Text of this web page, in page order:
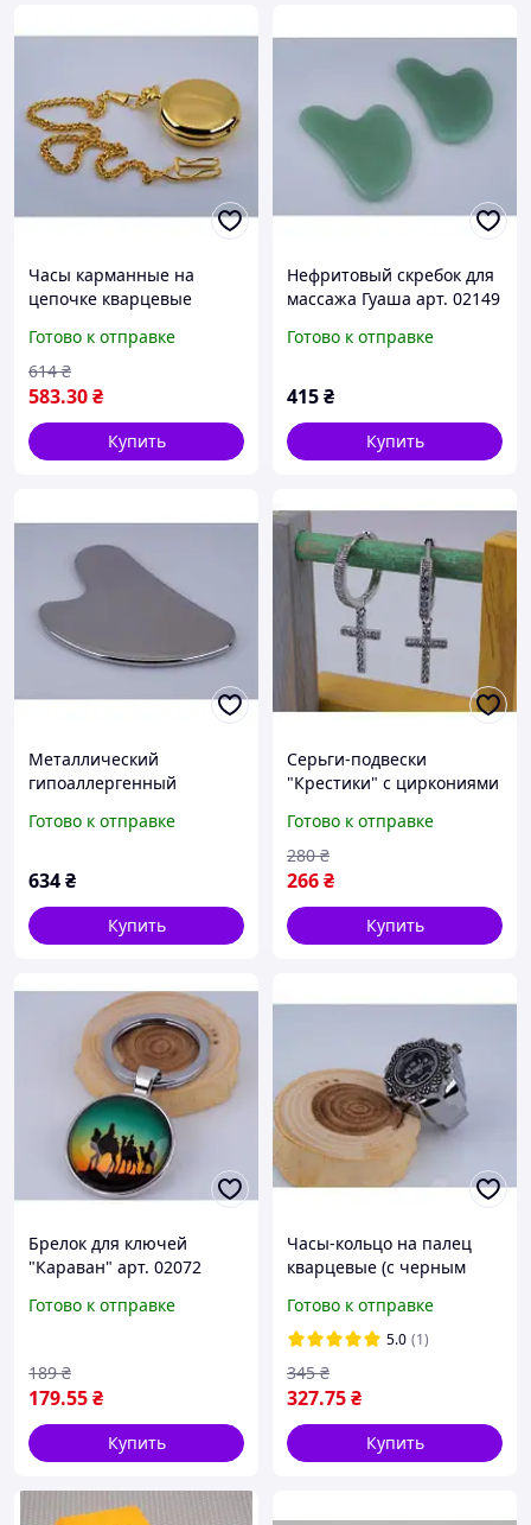
Часы карманные на
цепочке кварцевые
арт. 02296
Готово к отправке
583.30₴
614 ₴
Купить
Нефритовый скребок для
массажа Гуаша арт. 02149
Готово к отправке
415₴
Купить
Металлический
гипоаллергенный
Гуаша арт. 02150
Готово к отправке
634₴
Купить
Серьги-подвески
"Крестики" с циркониями
Готово к отправке
266₴
280 ₴
Купить
Брелок для ключей
"Караван" арт. 02072
Готово к отправке
179.55₴
189 ₴
Купить
Часы-кольцо на палец
кварцевые (с черным
Готово к отправке
5.0 (1)
327.75₴
345 ₴
Купить